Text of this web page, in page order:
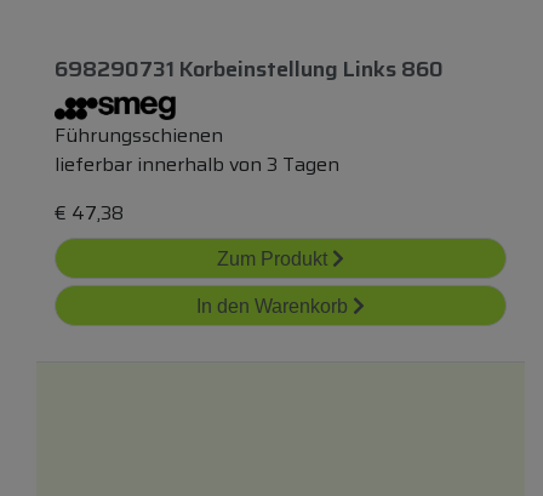
698290731 Korbeinstellung Links 860
Führungsschienen
lieferbar innerhalb von 3 Tagen
€ 47,38
Zum Produkt
In den Warenkorb